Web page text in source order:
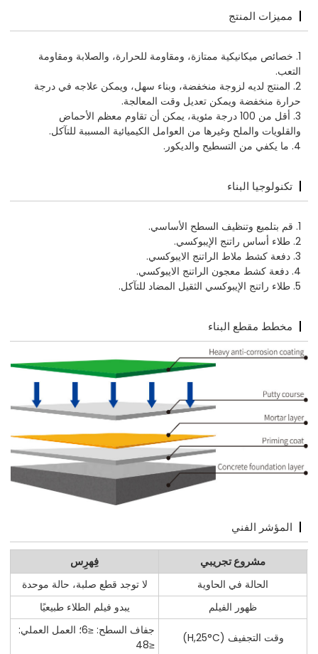
مميزات المنتج
1. خصائص ميكانيكية ممتازة، ومقاومة للحرارة، والصلابة ومقاومة
التعب.
2. المنتج لديه لزوجة منخفضة، وبناء سهل، ويمكن علاجه في درجة
حرارة منخفضة ويمكن تعديل وقت المعالجة.
3. أقل من 100 درجة مئوية، يمكن أن تقاوم معظم الأحماض
والقلويات والملح وغيرها من العوامل الكيميائية المسببة للتآكل.
4. ما يكفي من التسطيح والديكور.
تكنولوجيا البناء
1. قم بتلميع وتنظيف السطح الأساسي.
2. طلاء أساس راتنج الإيبوكسي.
3. دفعة كشط ملاط الراتنج الايبوكسي.
4. دفعة كشط معجون الراتنج الايبوكسي.
5. طلاء راتنج الإيبوكسي الثقيل المضاد للتآكل.
مخطط مقطع البناء
المؤشر الفني
مشروع تجريبي فِهرِس
الحالة في الحاوية
لا توجد قطع صلبة، حالة موحدة
ظهور الفيلم
يبدو فيلم الطلاء طبيعيًا
وقت التجفيف (H,25°C)
جفاف السطح: ≤6؛ العمل العملي:
≤48